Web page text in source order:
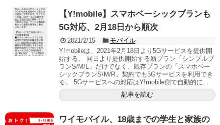
【Y!mobile】スマホベーシックプランも
5G対応、2月18日から順次
2021/2/15
モバイル
Y!mobileは、2021年2月18日より5Gサービスを提供開
始する。 同日より提供開始する新プラン「シンプルプ
ランS/M/L」だけでなく、既存プランの「スマホベー
シックプランS/M/R」契約でも5Gサービスを利用でき
る。 5Gサービスへの対応はY!mobile側で自動的に...
記事を読む
ワイモバイル、18歳までの学生と家族の